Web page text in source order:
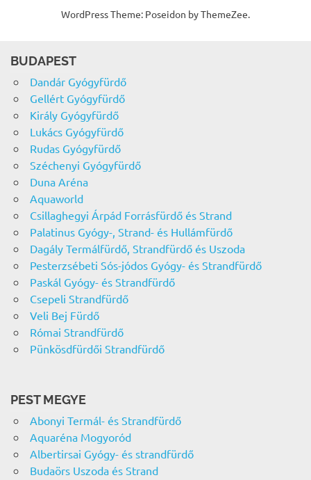
WordPress Theme: Poseidon by ThemeZee.
BUDAPEST
Dandár Gyógyfürdő
Gellért Gyógyfürdő
Király Gyógyfürdő
Lukács Gyógyfürdő
Rudas Gyógyfürdő
Széchenyi Gyógyfürdő
Duna Aréna
Aquaworld
Csillaghegyi Árpád Forrásfürdő és Strand
Palatinus Gyógy-, Strand- és Hullámfürdő
Dagály Termálfürdő, Strandfürdő és Uszoda
Pesterzsébeti Sós-jódos Gyógy- és Strandfürdő
Paskál Gyógy- és Strandfürdő
Csepeli Strandfürdő
Veli Bej Fürdő
Római Strandfürdő
Pünkösdfürdői Strandfürdő
PEST MEGYE
Abonyi Termál- és Strandfürdő
Aquaréna Mogyoród
Albertirsai Gyógy- és strandfürdő
Budaörs Uszoda és Strand